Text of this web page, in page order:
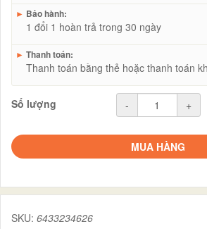
► Bảo hành:
1 đổi 1 hoàn trả trong 30 ngày
► Thanh toán:
Thanh toán bằng thẻ hoặc thanh toán
Số lượng - +
MUA HÀNG
SKU: 6433234626